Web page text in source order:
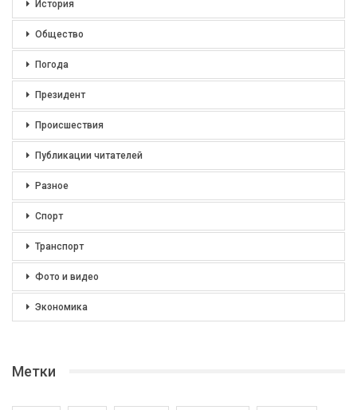
История
Общество
Погода
Президент
Происшествия
Публикации читателей
Разное
Спорт
Транспорт
Фото и видео
Экономика
Метки